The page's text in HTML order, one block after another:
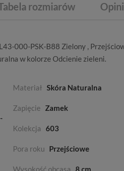
rozmiarów
000-PSK-B88 Zielony ,
w kolorze Odcienie zieleni.
Materiał Skóra Naturalna
Zapięcie Zamek
Kolekcja 603
Pora roku Przejściowe
Wysokość obcasa 8 cm